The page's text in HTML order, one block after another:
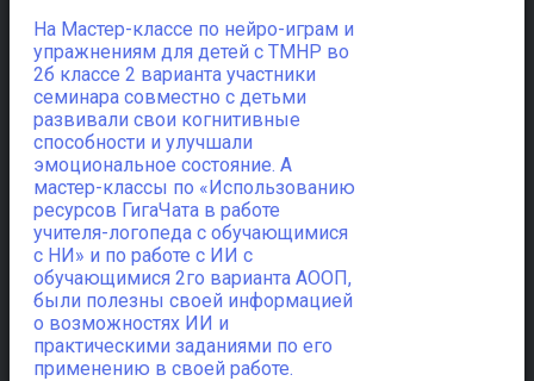
На Мастер-классе по нейро-играм и
упражнениям для детей с ТМНР во
2б классе 2 варианта участники
семинара совместно с детьми
развивали свои когнитивные
способности и улучшали
эмоциональное состояние. А
мастер-классы по «Использованию
ресурсов ГигаЧата в работе
учителя-логопеда с обучающимися
с НИ» и по работе с ИИ с
обучающимися 2го варианта АООП,
были полезны своей информацией
о возможностях ИИ и
практическими заданиями по его
применению в своей работе.